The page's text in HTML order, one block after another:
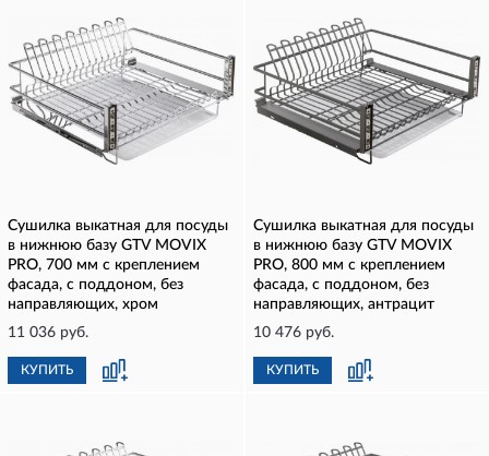
Сушилка выкатная для посуды
в нижнюю базу GTV MOVIX
PRO, 700 мм с креплением
фасада, с поддоном, без
направляющих, хром
11 036 руб.
КУПИТЬ
Сушилка выкатная для посуды
в нижнюю базу GTV MOVIX
PRO, 800 мм с креплением
фасада, с поддоном, без
направляющих, антрацит
10 476 руб.
КУПИТЬ